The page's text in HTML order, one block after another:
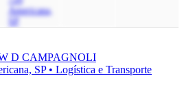
Americana,
D CAMPAGNOLI
SP • Logística e Transporte